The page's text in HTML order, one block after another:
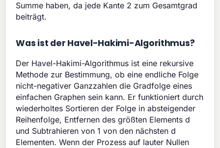
Summe haben, da jede Kante 2 zum Gesamtgrad
beiträgt.
Was ist der Havel-Hakimi-Algorithmus?
Der Havel-Hakimi-Algorithmus ist eine rekursive
Methode zur Bestimmung, ob eine endliche Folge
nicht-negativer Ganzzahlen die Gradfolge eines
einfachen Graphen sein kann. Er funktioniert durch
wiederholtes Sortieren der Folge in absteigender
Reihenfolge, Entfernen des größten Elements d
und Subtrahieren von 1 von den nächsten d
Elementen. Wenn der Prozess auf lauter Nullen